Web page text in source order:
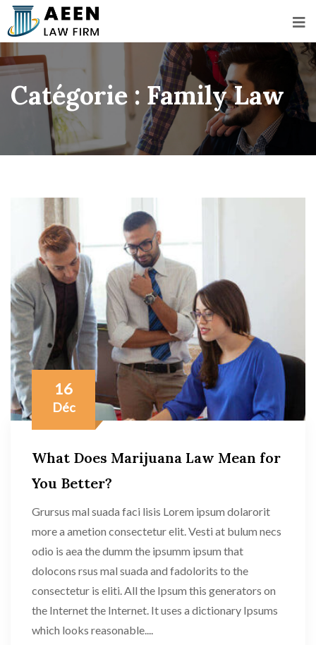
Catégorie : Family Law
16
Déc
What Does Marijuana Law Mean for
You Better?
Grursus mal suada faci lisis Lorem ipsum dolarorit
more a ametion consectetur elit. Vesti at bulum necs
odio is aea the dumm the ipsumm ipsum that
dolocons rsus mal suada and fadolorits to the
consectetur is eliti. All the Ipsum this generators on
the Internet the Internet. It uses a dictionary Ipsums
which looks reasonable....